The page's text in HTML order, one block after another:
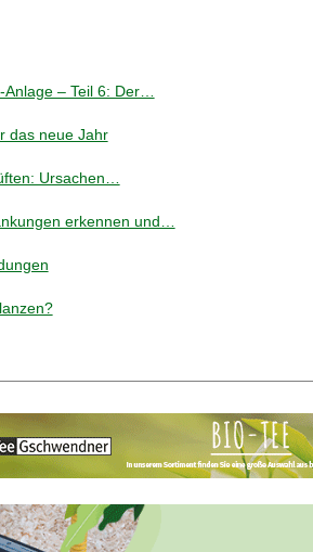
– Teil 6: Der…
das neue Jahr
Ursachen…
erkennen und…